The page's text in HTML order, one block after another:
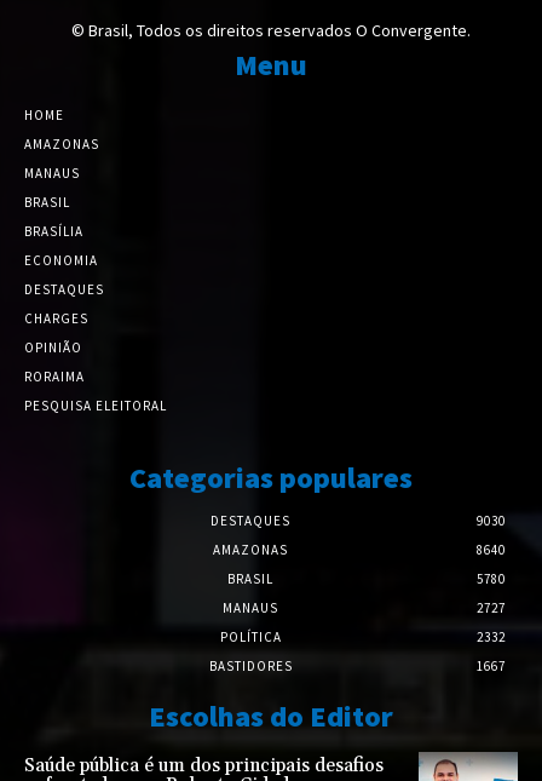
© Brasil, Todos os direitos reservados O Convergente.
Menu
HOME
AMAZONAS
MANAUS
BRASIL
BRASÍLIA
ECONOMIA
DESTAQUES
CHARGES
OPINIÃO
RORAIMA
PESQUISA ELEITORAL
Categorias populares
DESTAQUES
9030
AMAZONAS
8640
BRASIL
5780
MANAUS
2727
POLÍTICA
2332
BASTIDORES
1667
Escolhas do Editor
Saúde pública é um dos principais desafios